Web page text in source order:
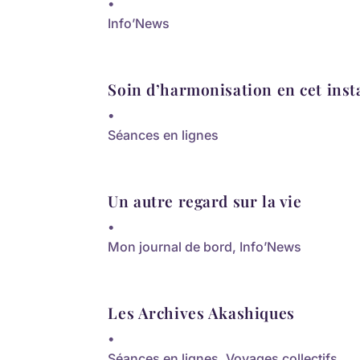
Info’News
Soin d’harmonisation en cet
•
Séances en lignes
Un autre regard sur la vie
•
Mon journal de bord, Info’News
Les Archives Akashiques
•